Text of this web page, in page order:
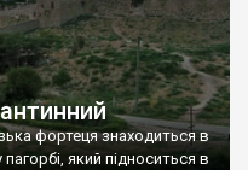
фортеця знаходиться в
який підноситься в